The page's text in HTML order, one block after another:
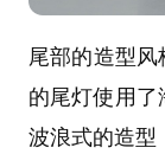
尾部的造型风
的尾灯使用
波浪式的造型